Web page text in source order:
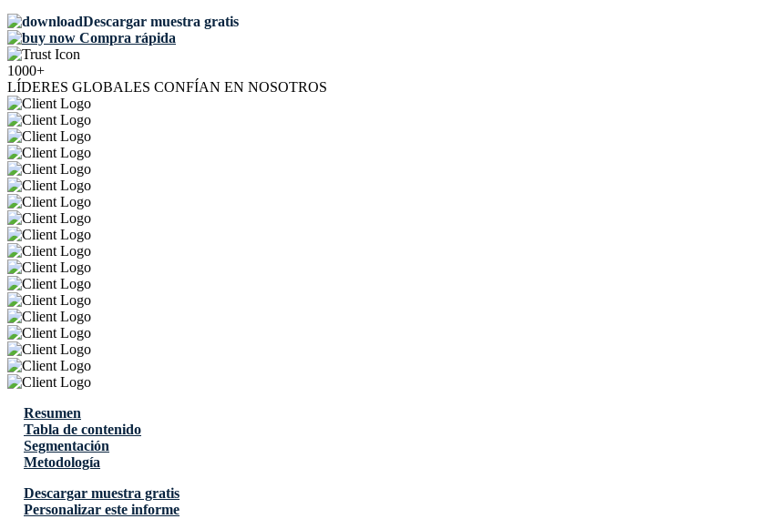
Descargar muestra gratis
Compra rápida
1000+
LÍDERES GLOBALES CONFÍAN EN NOSOTROS
Resumen
Tabla de contenido
Segmentación
Metodología
Descargar muestra gratis
Personalizar este informe